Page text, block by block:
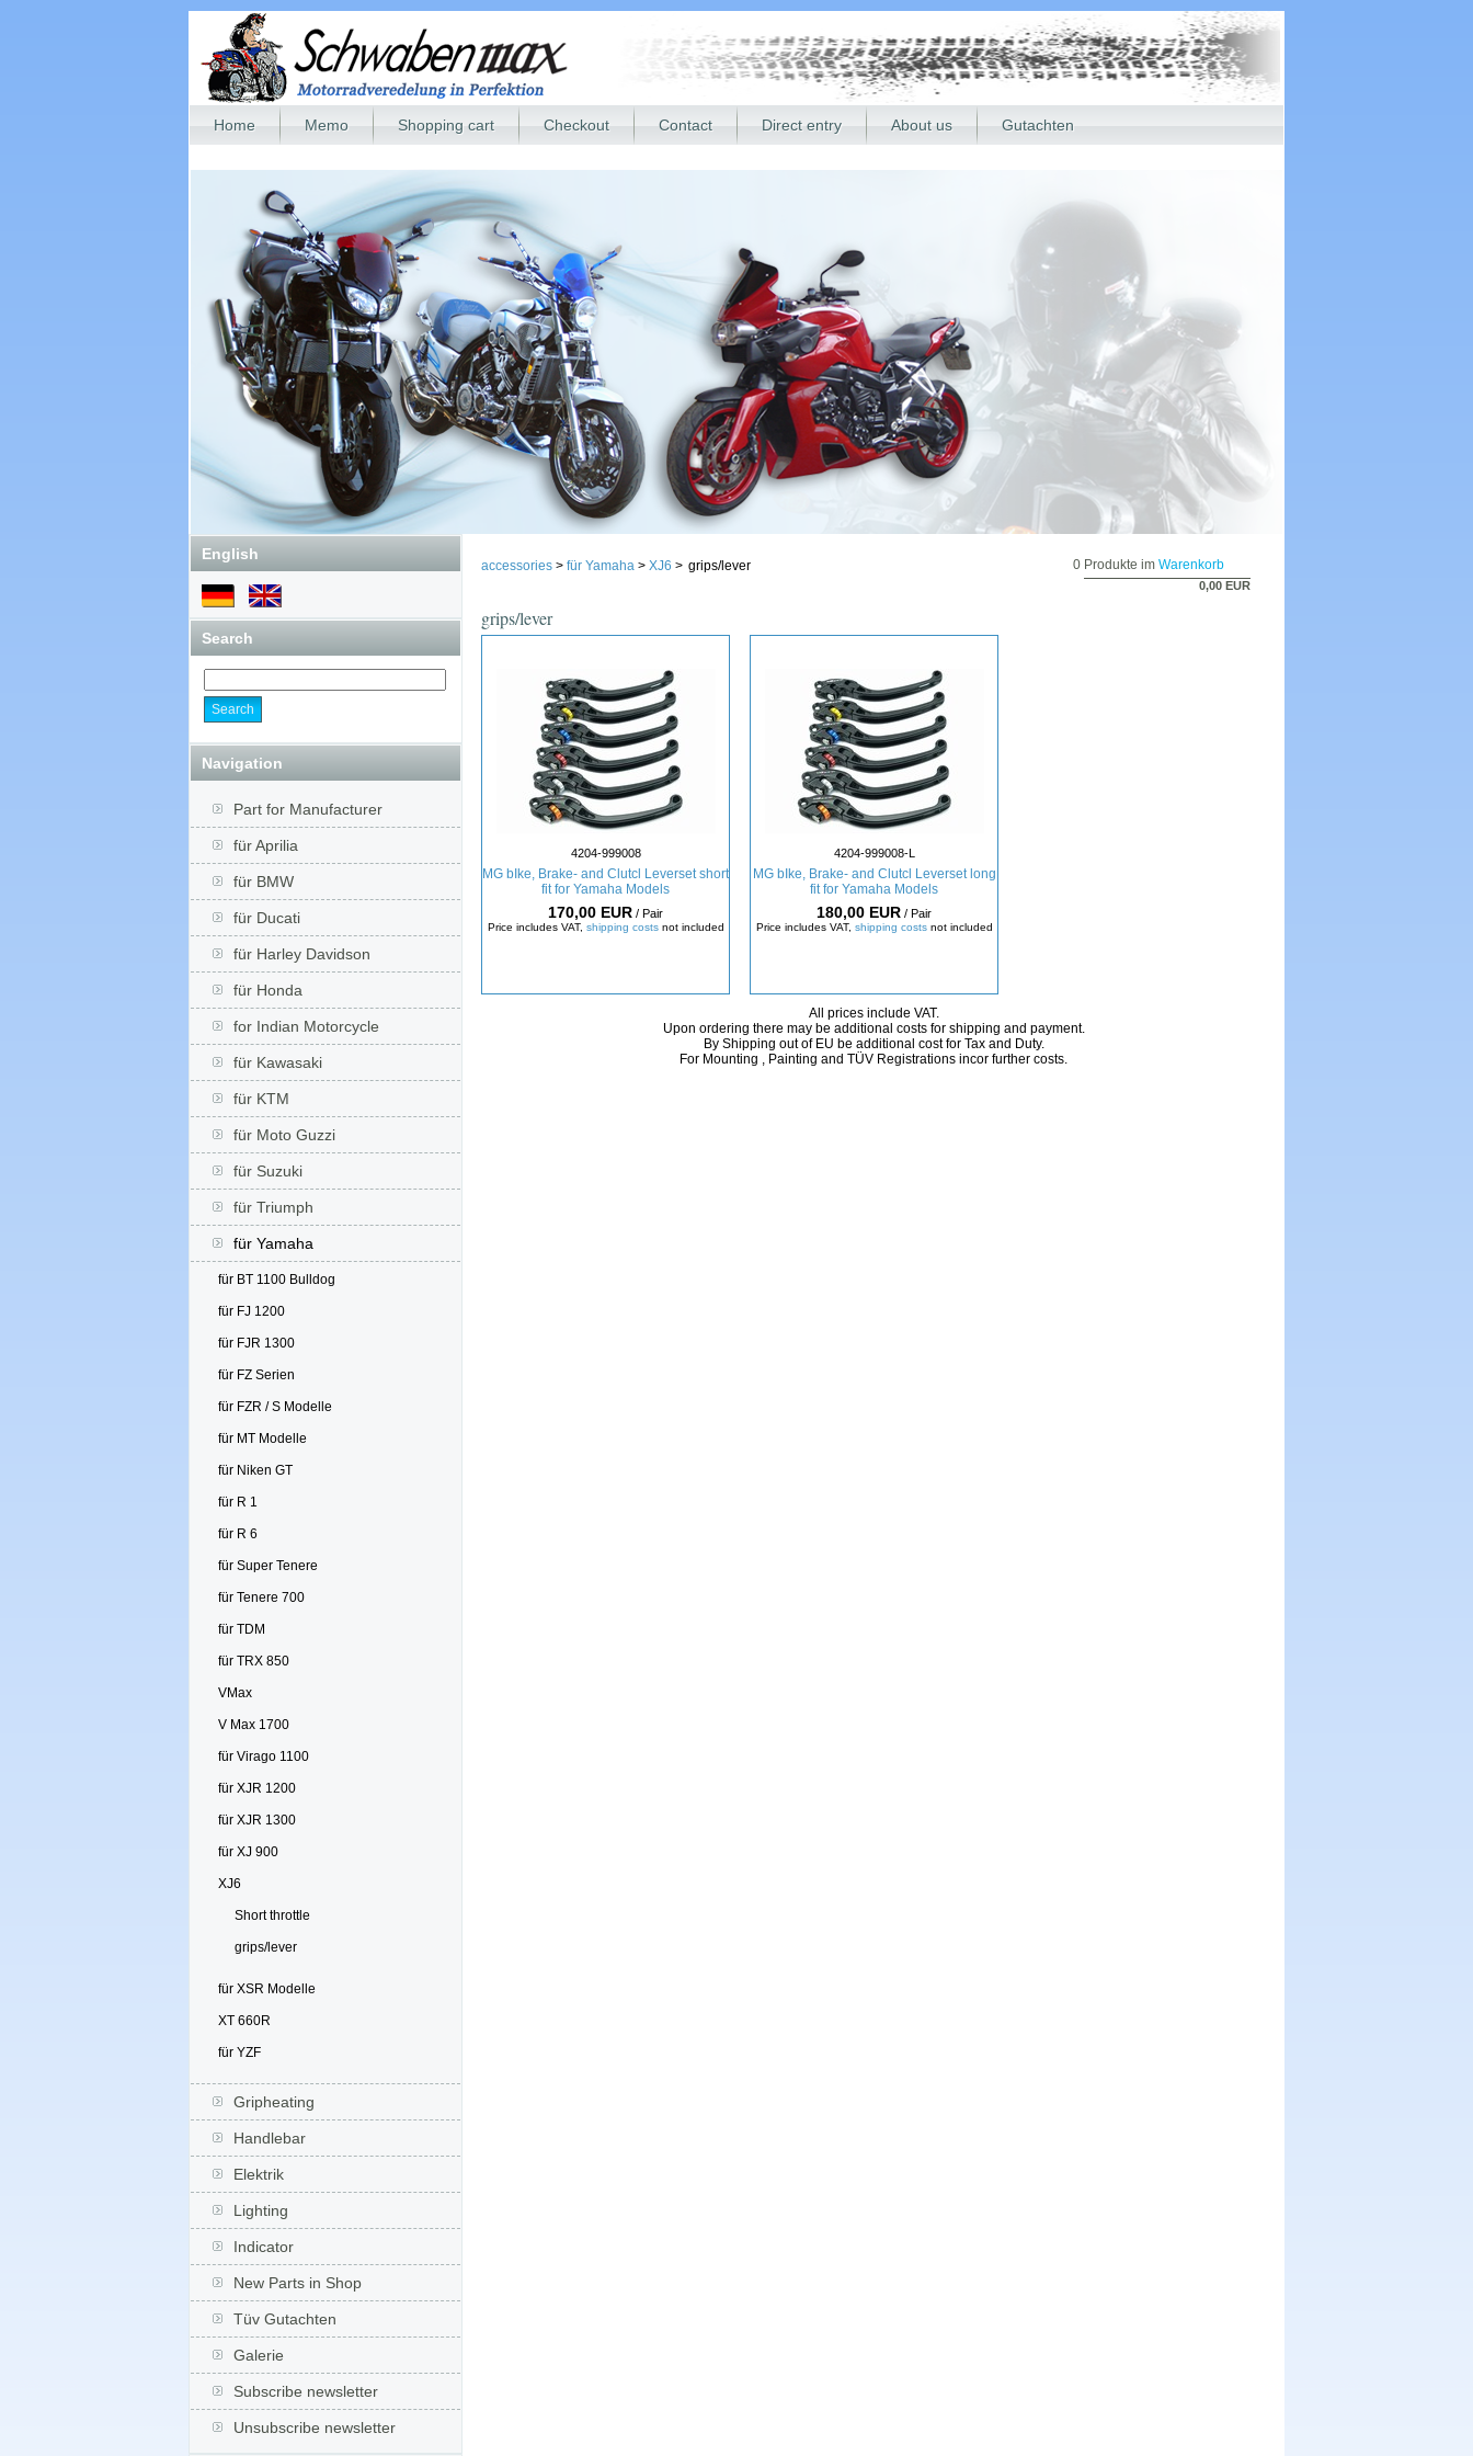
Home Memo Shopping cart Checkout Contact Direct entry About us Gutachten
English
Search
Navigation
Part for Manufacturer
für Aprilia
für BMW
für Ducati
für Harley Davidson
für Honda
for Indian Motorcycle
für Kawasaki
für KTM
für Moto Guzzi
für Suzuki
für Triumph
für Yamaha
für BT 1100 Bulldog
für FJ 1200
für FJR 1300
für FZ Serien
für FZR / S Modelle
für MT Modelle
für Niken GT
für R 1
für R 6
für Super Tenere
für Tenere 700
für TDM
für TRX 850
VMax
V Max 1700
für Virago 1100
für XJR 1200
für XJR 1300
für XJ 900
XJ6
Short throttle
grips/lever
für XSR Modelle
XT 660R
für YZF
Gripheating
Handlebar
Elektrik
Lighting
Indicator
New Parts in Shop
Tüv Gutachten
Galerie
Subscribe newsletter
Unsubscribe newsletter
accessories > für Yamaha > XJ6 > grips/lever
grips/lever
0 Produkte im Warenkorb
0,00 EUR
4204-999008
MG bIke, Brake- and Clutcl Leverset short
fit for Yamaha Models
170,00 EUR / Pair
Price includes VAT, shipping costsnot included
4204-999008-L
MG bIke, Brake- and Clutcl Leverset long
fit for Yamaha Models
180,00 EUR / Pair
Price includes VAT, shipping costsnot included
All prices include VAT.
Upon ordering there may be additional costs for shipping and payment.
By Shipping out of EU be additional cost for Tax and Duty.
For Mounting , Painting and TÜV Registrations incor further costs.